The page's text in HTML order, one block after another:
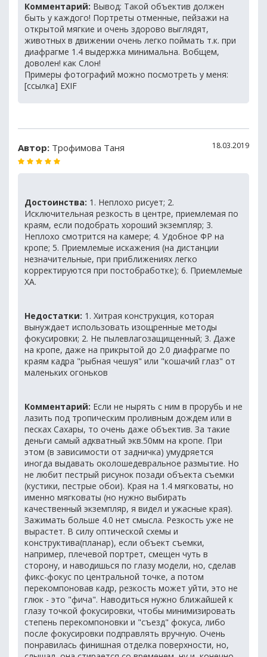
Комментарий: Вывод: Такой объектив должен
быть у каждого! Портреты отменные, пейзажи на
открытой мягкие и очень здорово выглядят,
животных в движении очень легко поймать т.к. при
диафрагме 1.4 выдержка минимальна. Вобщем,
доволен! как Слон!
Примеры фотографий можно посмотреть у меня:
[ссылка] EXIF
Автор: Трофимова Таня 18.03.2019
Достоинства: 1. Неплохо рисует; 2.
Исключительная резкость в центре, приемлемая по
краям, если подобрать хороший экземпляр; 3.
Неплохо смотрится на камере; 4. Удобное ФР на
кропе; 5. Приемлемые искажения (на дистанции
незначительные, при приближениях легко
корректируются при постобработке); 6. Приемлемые
ХА.
Недостатки: 1. Хитрая конструкция, которая
вынуждает использовать изощренные методы
фокусировки; 2. Не пылевлагозащищенный; 3. Даже
на кропе, даже на прикрытой до 2.0 диафрагме по
краям кадра "рыбная чешуя" или "кошачий глаз" от
маленьких огоньков
Комментарий: Если не нырять с ним в прорубь и не
лазить под тропическим проливным дождем или в
песках Сахары, то очень даже объектив. За такие
деньги самый адкватный экв.50мм на кропе. При
этом (в зависимости от задничка) умудряется
иногда выдавать околошедевральное размытие. Но
не любит пестрый рисунок позади объекта съемки
(кустики, пестрые обои). Края на 1.4 мягковаты, но
именно мягковаты (но нужно выбирать
качественный экземпляр, я видел и ужасные края).
Зажимать больше 4.0 нет смысла. Резкость уже не
вырастет. В силу оптической схемы и
конструктива(планар), если объект съемки,
например, плечевой портрет, смещен чуть в
сторону, и наводишься по глазу модели, но, сделав
фикс-фокус по центральной точке, а потом
перекомпоновав кадр, резкость может уйти, это не
глюк - это "фича". Наводиться нужно ближайшей к
глазу точкой фокусировки, чтобы минимизировать
степень перекомпоновки и "съезд" фокуса, либо
после фокусировки подправлять вручную. Очень
понравилась финишная отделка поверхности, но,